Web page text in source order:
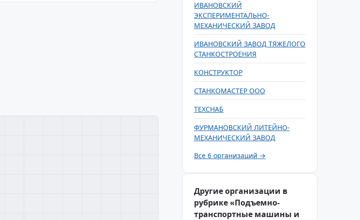
ИВАНОВСКИЙ
ЭКСПЕРИМЕНТАЛЬНО-
МЕХАНИЧЕСКИЙ ЗАВОД
ИВАНОВСКИЙ ЗАВОД ТЯЖЕЛОГО
СТАНКОСТРОЕНИЯ
КОНСТРУКТОР
СТАНКОМАСТЕР ООО
ТЕХСНАБ
ФУРМАНОВСКИЙ ЛИТЕЙНО-
МЕХАНИЧЕСКИЙ ЗАВОД
Все 6 организаций →
Другие организации в
рубрике «Подъемно-
транспортные машины и